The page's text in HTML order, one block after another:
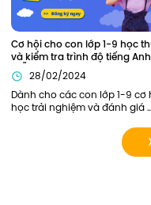
Cơ hội cho con lớp 1-9 học
và kiểm tra trình độ tiếng Anh
MIỄN PHÍ
28/02/2024
Dành cho các con lớp 1-9 cơ
học trải nghiệm và đánh giá
cô giỏi của Edupia Pro (Edupia
Tutor). Chương trình hoàn
miễn phí vì vậy ba mẹ đăng